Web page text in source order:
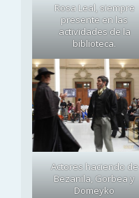
Rosa Leal, siempre
presente en las
actividades de la
biblioteca.
Actores haciendo de
Bezanila, Gorbea y
Domeyko